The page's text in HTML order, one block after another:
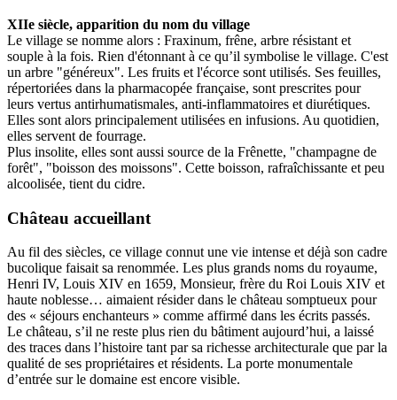
XIIe siècle, apparition du nom du village
Le village se nomme alors : Fraxinum, frêne, arbre résistant et
souple à la fois. Rien d'étonnant à ce qu’il symbolise le village. C'est
un arbre "généreux". Les fruits et l'écorce sont utilisés. Ses feuilles,
répertoriées dans la pharmacopée française, sont prescrites pour
leurs vertus antirhumatismales, anti-inflammatoires et diurétiques.
Elles sont alors principalement utilisées en infusions. Au quotidien,
elles servent de fourrage.
Plus insolite, elles sont aussi source de la Frênette, "champagne de
forêt", "boisson des moissons". Cette boisson, rafraîchissante et peu
alcoolisée, tient du cidre.
Château accueillant
Au fil des siècles, ce village connut une vie intense et déjà son cadre
bucolique faisait sa renommée. Les plus grands noms du royaume,
Henri IV, Louis XIV en 1659, Monsieur, frère du Roi Louis XIV et
haute noblesse… aimaient résider dans le château somptueux pour
des « séjours enchanteurs » comme affirmé dans les écrits passés.
Le château, s’il ne reste plus rien du bâtiment aujourd’hui, a laissé
des traces dans l’histoire tant par sa richesse architecturale que par la
qualité de ses propriétaires et résidents. La porte monumentale
d’entrée sur le domaine est encore visible.